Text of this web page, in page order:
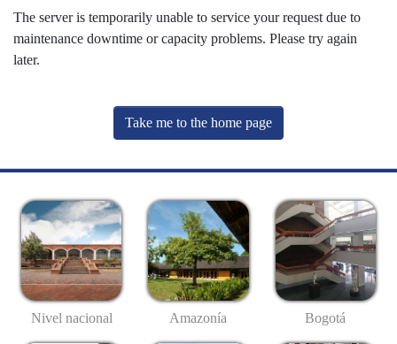
The server is temporarily unable to service your request due to
maintenance downtime or capacity problems. Please try again
later.
Take me to the home page
Nivel nacional Amazonía Bogotá